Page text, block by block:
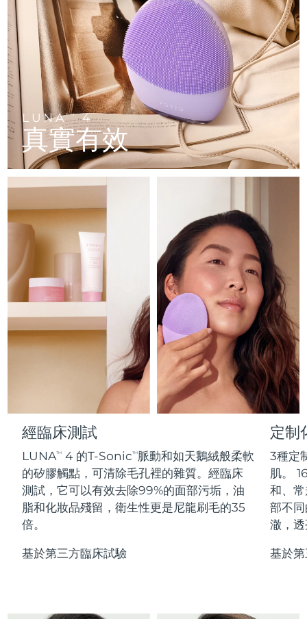
LUNATM4
真實有效
經臨床測試
LUNATM 4 的T-SonicTM脈動和如天鵝絨般柔軟
的矽膠觸點，可清除毛孔裡的雜質。經臨床
測試，它可以有效去除99%的面部污垢，油
脂和化妝品殘留，衛生性更是尼龍刷毛的35
倍。
基於第三方臨床試驗
定制
3種定
肌。
和、
部不
澈，
基於
LUNA™ 4 mini
For young skin, T-zone
LUNA™ 4 go
For travel or gym bag
LUNA™護膚
Premium cleansers & balm
LUNA™ 設備
All facial cleansing devices
面部提拉護理
Premium anti-aging skincare
BEAR™ 設備
All premium facelift devices
UFO™ 3 mini
Red light therapy device for young skin
UFO™ 3 go
Portable red light therapy
面膜
Rejuvenation & hydration
UFO™ 設備
All deep facial hydration devices
issa™ 4 smile
Hybrid silicone sonic toothbrush
issa™ 4 baby
For ages 0-3
issa™ Teeth Whitening Set
ISSA™ 設備
All silicone sonic toothbrushes
FAQ™ 101
Clinical anti-aging
FAQ™ 102
Advanced clinical anti-aging
FAQ™ 103
Luxurious clinical anti-aging set
FAQ™ P1 Primer
Manuka honey primer
FAQ™護膚品
All FAQ™ skincare
FAQ™產品
All anti-aging treatments
FAQ™ 201
LED mask
FAQ™ 202
LED mask
FAQ™ 211
Anti-aging neck & décolleté LED mask
FAQ™ 221
Anti-aging LED hand mask
FAQ™護膚品
All FAQ™ skincare
FAQ™產品
All LED treatments
生髮
FAQ™ 301
LED hair strengthening scalp massager
FAQ™ Scalp Serum
Scalp recovery probiotic serum
FAQ™護膚品
All FAQ™ skincare
FAQ™產品
All hair treatments
肌膚年輕化
NEW
FAQ™ 501
Full-Spectrum Red Light Therapy
FAQ™ 502
Full-Spectrum Red Light Therapy
FAQ™ Red Light Serum
FAQ™ skincare
All FAQ™ skincare
FAQ™ products
All toning treatments
保健品
NEW
專業治療
脫毛
PEACH™ 2 Pro Max
Professional IPL hair removal device
PEACH™ 2
IPL hair removal
PEACH™ 2 go
Travel-friendly IPL hair removal
PEACH™ Cooling Prep Gel
身體護理
BEAR™ 2 body
Microcurrent body toning
LUNA™ 4 body
Massaging body brush
SUPERCHARGED™ serum
Firming body serum
ESPADA™ 2 plus
Recurring acne LED therapy
ESPADA™ 2
Acne treatment device
ESPADA™ Blemish Solution
眼部護理
BEAR™ 2 eyes & lips
Microcurrent line smoothing device
IRIS™ 2
Rejuvenating eye massager
眼部護膚
毛孔護理
KIWI™ derma
Diamond microdermabrasion .
Blackhead remover
LUNA™ 4 hair
2-in-1 LED scalp massager
LED light hairbrush
牙齒美白
NEW
issa™ Teeth Whitening Set
Dual LED + sonic device & 18% PAP gel
issa™ Teeth Whitening Gel
更多的
中國 預計送達日期 8/11/26
哥倫比亞 預計送達日期8/15/26
克羅埃西亞 預計送達日期8/11/26
賽普勒斯 預計送達日期8/12/26
捷克 預計送達日期
丹麥 預計送達日期8/11/26
芬蘭 預計送達日期 8/11/26
法國 預計送達日期 8/11/26
法屬玻里尼西亞 預計送達日期 8/15/26
德國 預計送達日期 8/11/26
預計送達日期8/15/26
預計送達日期 8/11/26
中國香港特別行政區 8/12/26
匈牙利 預計送達日期 8/11/26
冰島 預計送達日期 8/12/26
印尼 8/9/26
愛爾蘭 8/11/26